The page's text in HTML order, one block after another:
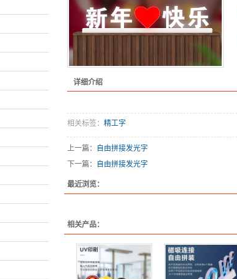
展示器材
精神堡垒
显示屏
仿真绿植围挡
党建宣传墙制作
展台设计制作
深哈综合展览中心
工厂目视化设计、规划
详细介绍
相关标签： 精工字
上一篇：
自由拼接发光字
下一篇：
自由拼接发光字
最近浏览：
相关产品：